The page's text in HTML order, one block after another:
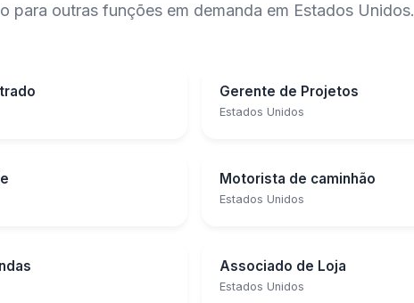
para outras funções em demanda em Estados Unidos.
Gerente de Projetos
Estados Unidos
Motorista de caminhão
Estados Unidos
Associado de Loja
Estados Unidos